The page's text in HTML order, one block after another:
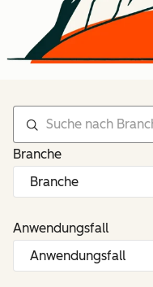
Branche
Anwendungsfall